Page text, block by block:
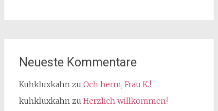
Neueste Kommentare
Kuhkluxkahn zu Och herm, Frau K.!
kuhkluxkahn zu Herzlich willkommen!